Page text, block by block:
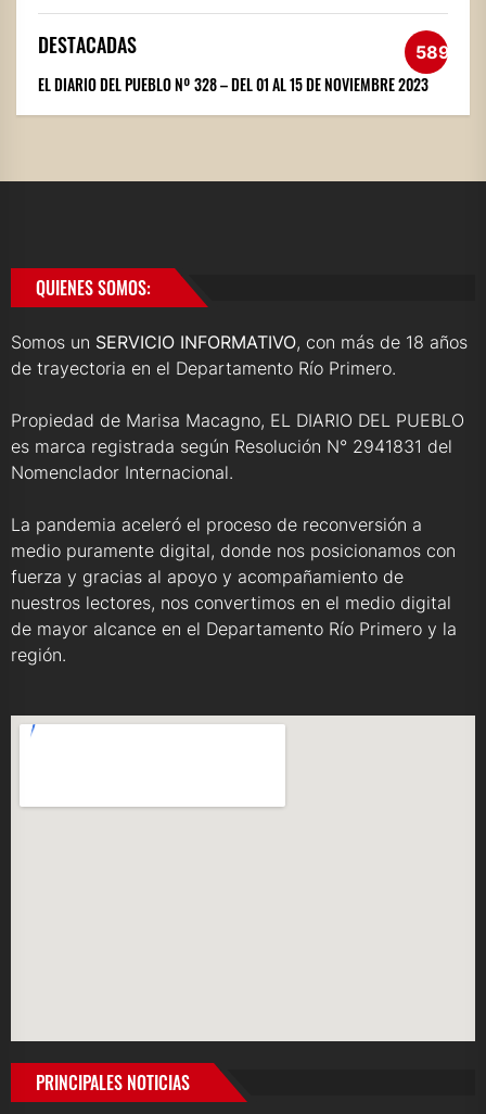
DESTACADAS 589
EL DIARIO DEL PUEBLO Nº 328 – DEL 01 AL 15 DE NOVIEMBRE 2023
QUIENES SOMOS:
Somos un SERVICIO INFORMATIVO, con más de 18 años
de trayectoria en el Departamento Río Primero.
Propiedad de Marisa Macagno, EL DIARIO DEL PUEBLO
es marca registrada según Resolución N° 2941831 del
Nomenclador Internacional.
La pandemia aceleró el proceso de reconversión a
medio puramente digital, donde nos posicionamos con
fuerza y gracias al apoyo y acompañamiento de
nuestros lectores, nos convertimos en el medio digital
de mayor alcance en el Departamento Río Primero y la
región.
PRINCIPALES NOTICIAS